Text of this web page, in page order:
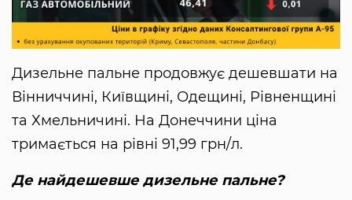
Дизельне пальне продовжує дешевшати на
Вінниччині, Київщині, Одещині, Рівненщині
та Хмельничині. На Донеччини ціна
тримається на рівні 91,99 грн/л.
Де найдешевше дизельне пальне?